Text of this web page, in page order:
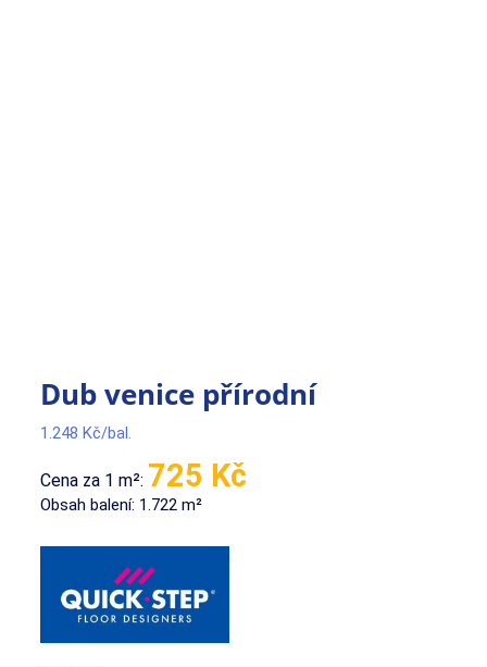
Dub venice přírodní
1.248Kč
Cena za 1 m²: 725 Kč
Obsah balení: 1.722 m²